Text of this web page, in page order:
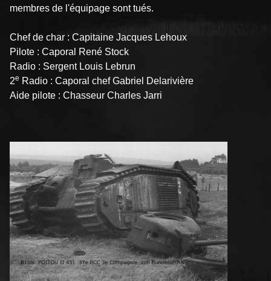
membres de l'équipage sont tués.
Chef de char : Capitaine Jacques Lehoux
Pilote : Caporal René Stock
Radio : Sergent Louis Lebrun
2e Radio : Caporal chef Gabriel Delarivière
Aide pilote : Chasseur Charles Jarri